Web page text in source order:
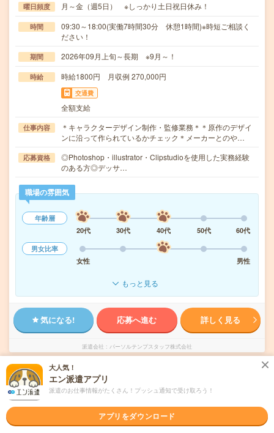
曜日頻度 月～金（週5日） ※しっかり土日祝日休み！
時間
09:30～18:00(実働7時間30分 休憩1時間)※時短ご相談く
ださい！
期間 2026年09月上旬～長期 ※9月～！
時給 時給1800円 月収例 270,000円
交通費
全額支給
仕事内容
＊キャラクターデザイン制作・監修業務＊＊原作のデザイ
ンに沿って作られているかチェック＊メーカーとのや…
応募資格
◎Photoshop・illustrator・Clipstudioを使用した実務経験
のある方◎デッサ…
職場の雰囲気
年齢層
20代
30代 40代 50代
60代
男女比率
女性
男性
もっと見る
気になる! 応募へ進む 詳しく見る
派遣会社 パーソルテンプスタッフ株式会社
未読 掲載日 2026/08/10
1750円＊【電話なし】長期！広告部で画像作
成！残業なし！朝ゆっくり
大人気！
エン派遣アプリ
派遣のお仕事情報がたくさん！プッシュ通知で受け取ろう！
アプリをダウンロード